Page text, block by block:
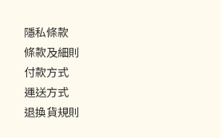
隱私條款
條款及細則
付款方式
運送方式
退換貨規則